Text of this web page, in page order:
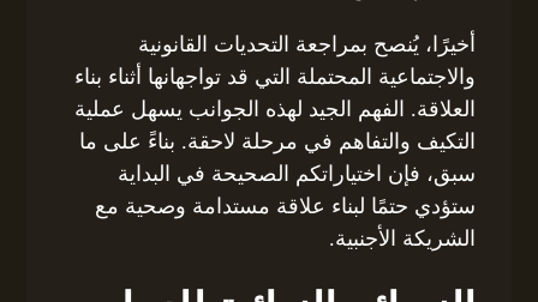
أخيرًا، يُنصح بمراجعة التحديات القانونية
والاجتماعية المحتملة التي قد تواجهانها أثناء بناء
العلاقة. الفهم الجيد لهذه الجوانب يسهل عملية
التكيف والتفاهم في مرحلة لاحقة. بناءً على ما
سبق، فإن اختياراتكم الصحيحة في البداية
ستؤدي حتمًا لبناء علاقة مستدامة وصحية مع
الشريكة الأجنبية.